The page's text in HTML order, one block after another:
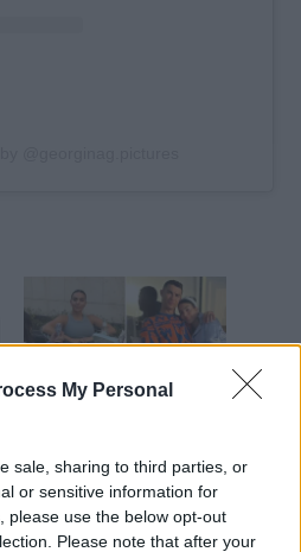
My Personal
sale, sharing to third parties, or
or sensitive information for
please use the below opt-out
Please note that after your
Provokuese nga
marrë gjithë vëmendjen
(FOTO LAJM)